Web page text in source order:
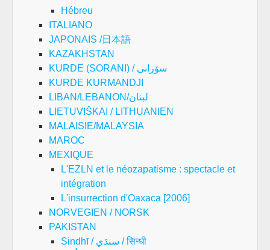
Hébreu
ITALIANO
JAPONAIS /日本語
KAZAKHSTAN
KURDE (SORANI) / سۆرانی
KURDE KURMANDJI
LIBAN/LEBANON/لبنان
LIETUVIŠKAI / LITHUANIEN
MALAISIE/MALAYSIA
MAROC
MEXIQUE
L'EZLN et le néozapatisme : spectacle et
intégration
L'insurrection d'Oaxaca [2006]
NORVEGIEN / NORSK
PAKISTAN
Sindhī / سنڌي / सिन्धी